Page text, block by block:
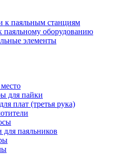
к паяльным станциям
паяльному оборудованию
элементы
для пайки
плат (третья рука)
для паяльников